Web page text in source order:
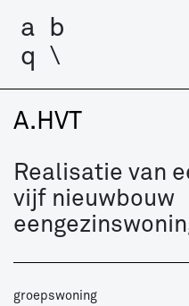
a
b
q
\
A.HVT
Realisatie van
vijf nieuwbouw
groepswoning